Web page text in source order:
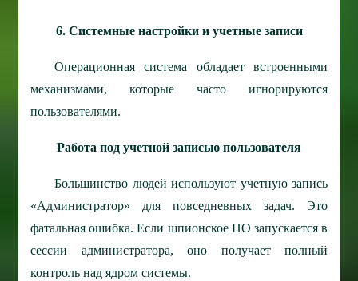
6. Системные настройки и учетные записи
Операционная система обладает встроенными
механизмами, которые часто игнорируются
пользователями.
Работа под учетной записью пользователя
Большинство людей используют учетную запись
«Администратор» для повседневных задач. Это
фатальная ошибка. Если шпионское ПО запускается в
сессии администратора, оно получает полный
контроль над ядром системы.